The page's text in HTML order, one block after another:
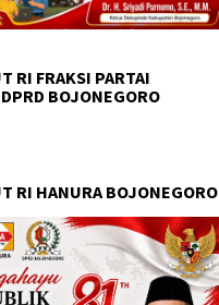
RI FRAKSI PARTAI
BOJONEGORO
RI HANURA BOJONEGORO